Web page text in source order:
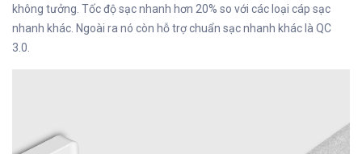
không tưởng. Tốc độ sạc nhanh hơn 20% so với các loại cáp sạc
nhanh khác. Ngoài ra nó còn hỗ trợ chuẩn sạc nhanh khác là QC
3.0.